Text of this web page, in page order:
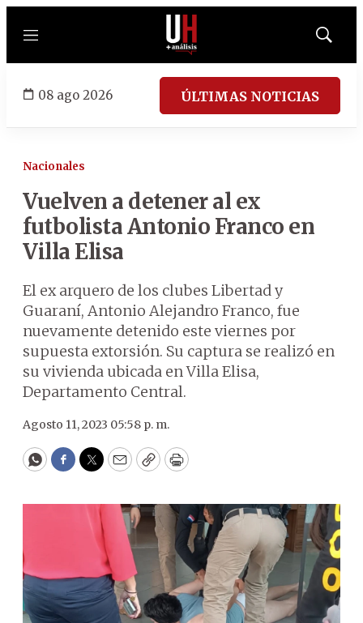
Menú
Mostrar
08 ago 2026 ÚLTIMAS NOTICIAS
Nacionales
Vuelven a detener al ex
futbolista Antonio Franco en
Villa Elisa
El ex arquero de los clubes Libertad y
Guaraní, Antonio Alejandro Franco, fue
nuevamente detenido este viernes por
supuesta extorsión. Su captura se realizó en
su vivienda ubicada en Villa Elisa,
Departamento Central.
Agosto 11, 2023 05:58 p. m.
WhatsApp
Facebook
Twitter
EmailCopyPrint